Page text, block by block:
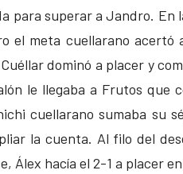
para superar a Jandro. En
el meta cuellarano
dominó a placer y
le llegaba a Frutos que
cuellarano sumaba su
la cuenta. Al filo del
Álex hacía el 2-1 a placer